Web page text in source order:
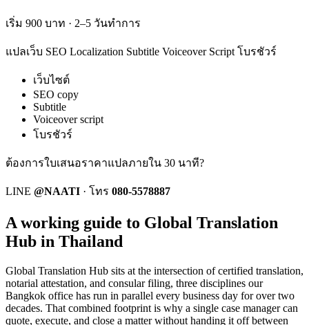
เริ่ม 900 บาท · 2–5 วันทำการ
แปลเว็บ SEO Localization Subtitle Voiceover Script โบรชัวร์
เว็บไซต์
SEO copy
Subtitle
Voiceover script
โบรชัวร์
ต้องการใบเสนอราคาแปลภายใน 30 นาที?
LINE @NAATI · โทร 080-5578887
A working guide to Global Translation
Hub in Thailand
Global Translation Hub sits at the intersection of certified translation,
notarial attestation, and consular filing, three disciplines our
Bangkok office has run in parallel every business day for over two
decades. That combined footprint is why a single case manager can
quote, execute, and close a matter without handing it off between